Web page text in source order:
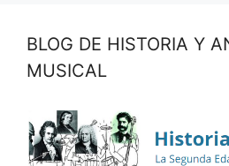
BLOG DE HISTORIA Y
MUSICAL